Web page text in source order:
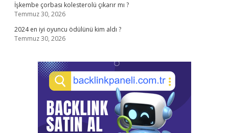
İşkembe çorbası kolesterolü çıkarır mı ?
Temmuz 30, 2026
2024 en iyi oyuncu ödülünü kim aldı ?
Temmuz 30, 2026